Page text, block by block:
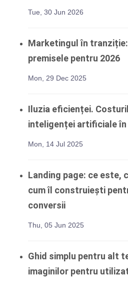
Tue, 30 Jun 2026
Marketingul în
premisele pentru 2026
Mon, 29 Dec 2025
Iluzia eficienței.
inteligenței artificiale în
Mon, 14 Jul 2025
Landing page: ce este,
cum îl construiești
conversii
Thu, 05 Jun 2025
Ghid simplu pentru alt
imaginilor pentru